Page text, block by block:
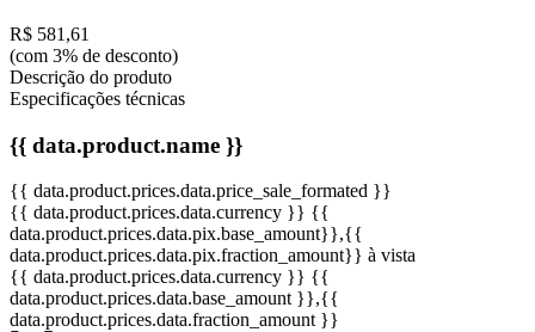
R$ 581,61
(com 3% de desconto)
Descrição do produto
Especificações técnicas
{{ data.product.name }}
{{ data.product.prices.data.price_sale_formated }}
{{ data.product.prices.data.currency }} {{
data.product.prices.data.pix.base_amount}},{{
data.product.prices.data.pix.fraction_amount}} à vista
{{ data.product.prices.data.currency }} {{
data.product.prices.data.base_amount }},{{
data.product.prices.data.fraction_amount }}